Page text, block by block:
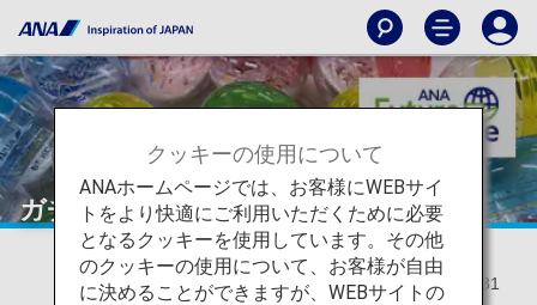
ガチャガチャで社会貢献
2022/03/31
クッキーの使用について
ANAホームページでは、お客様にWEBサイ
トをより快適にご利用いただくために必要
となるクッキーを使用しています。その他
のクッキーの使用について、お客様が自由
に決めることができますが、WEBサイトの